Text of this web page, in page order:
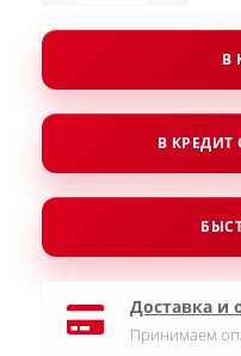
В
В КРЕДИТ
Доставка и
Принимаем